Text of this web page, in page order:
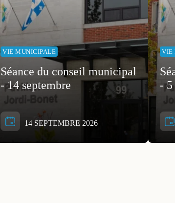
VIE MUNICIPALE
Séance du conseil municipal
- 14 septembre
14 SEPTEMBRE 2026
VIE
- 5